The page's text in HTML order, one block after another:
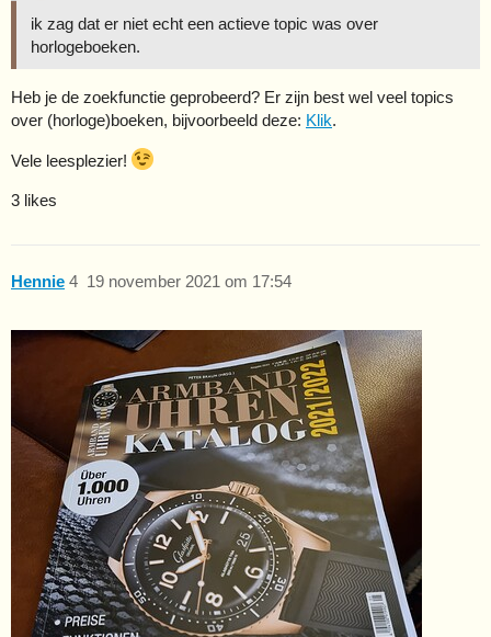
ik zag dat er niet echt een actieve topic was over
horlogeboeken.
Heb je de zoekfunctie geprobeerd? Er zijn best wel veel topics
over (horloge)boeken, bijvoorbeeld deze: Klik.
Vele leesplezier!
3 likes
Hennie 19 november 2021 om 17:54
4